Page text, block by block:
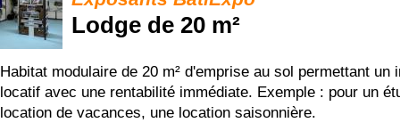
Lodge de 20 m²
Habitat modulaire de 20 m² d'emprise au sol permettant un
locatif avec une rentabilité immédiate. Exemple : pour un
location de vacances, une location saisonnière.